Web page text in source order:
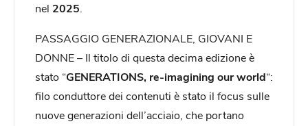
nel 2025.
PASSAGGIO GENERAZIONALE, GIOVANI E
DONNE – Il titolo di questa decima edizione è
stato “GENERATIONS, re-imagining our world“:
filo conduttore dei contenuti è stato il focus sulle
nuove generazioni dell’acciaio, che portano